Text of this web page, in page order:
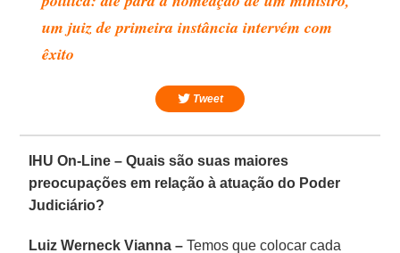
um juiz de primeira instância intervém com
êxito
Tweet
IHU On-Line – Quais são suas maiores
preocupações em relação à atuação do Poder
Judiciário?
Luiz Werneck Vianna – Temos que colocar cada